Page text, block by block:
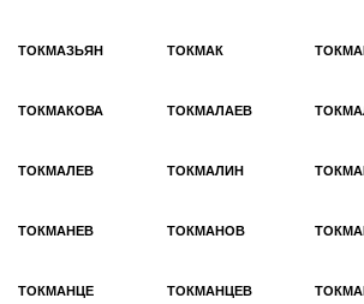
ТОКМАЗЬЯН ТОКМАК
ТОКМАКОВА ТОКМАЛАЕВ
ТОКМАЛЕВ ТОКМАЛИН
ТОКМАНЕВ ТОКМАНОВ
ТОКМАНЦЕ ТОКМАНЦЕВ